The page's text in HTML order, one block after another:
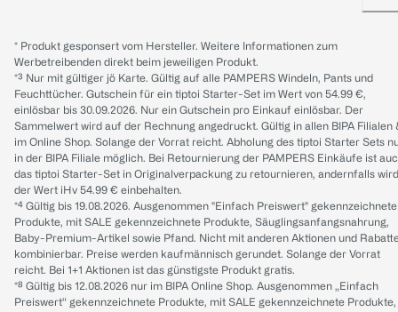
* Produkt gesponsert vom Hersteller. Weitere Informationen zum
Werbetreibenden direkt beim jeweiligen Produkt.
*³ Nur mit gültiger jö Karte. Gültig auf alle PAMPERS Windeln, Pants und
Feuchttücher. Gutschein für ein tiptoi Starter-Set im Wert von 54.99 €,
einlösbar bis 30.09.2026. Nur ein Gutschein pro Einkauf einlösbar. Der
Sammelwert wird auf der Rechnung angedruckt. Gültig in allen BIPA Filialen
im Online Shop. Solange der Vorrat reicht. Abholung des tiptoi Starter Sets
in der BIPA Filiale möglich. Bei Retournierung der PAMPERS Einkäufe ist
das tiptoi Starter-Set in Originalverpackung zu retournieren, andernfalls wird
der Wert iHv 54.99 € einbehalten.
*⁴ Gültig bis 19.08.2026. Ausgenommen "Einfach Preiswert" gekennzeichnete
Produkte, mit SALE gekennzeichnete Produkte, Säuglingsanfangsnahrung,
Baby-Premium-Artikel sowie Pfand. Nicht mit anderen Aktionen und
kombinierbar. Preise werden kaufmännisch gerundet. Solange der Vorrat
reicht. Bei 1+1 Aktionen ist das günstigste Produkt gratis.
*⁸ Gültig bis 12.08.2026 nur im BIPA Online Shop. Ausgenommen „Einfach
Preiswert“ gekennzeichnete Produkte, mit SALE gekennzeichnete Produkte,